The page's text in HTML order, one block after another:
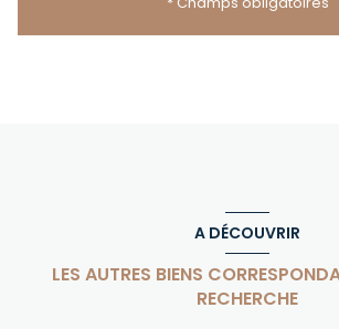
A DÉCOUVRIR
LES AUTRES BIENS
RECHERCHE